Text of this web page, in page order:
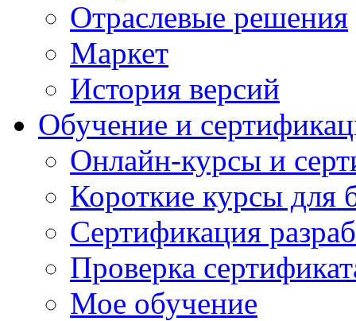
Отраслевые решения
Маркет
История версий
Обучение и
Онлайн-курсы и
Короткие курсы для
Сертификация
Проверка
Мое обучение